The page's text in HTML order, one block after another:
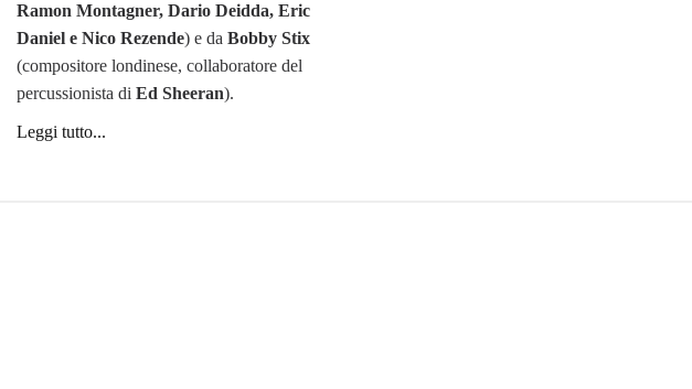
Ramon Montagner, Dario Deidda, Eric
Daniel e Nico Rezende) e da Bobby Stix
(compositore londinese, collaboratore del
percussionista di Ed Sheeran).
Leggi tutto...